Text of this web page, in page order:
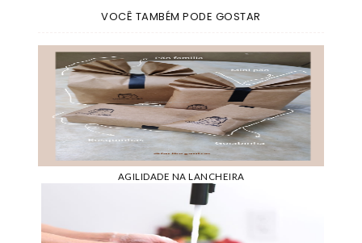
VOCÊ TAMBÉM PODE GOSTAR
AGILIDADE NA LANCHEIRA